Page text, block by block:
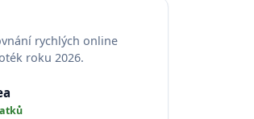
rychlých online
roku 2026.